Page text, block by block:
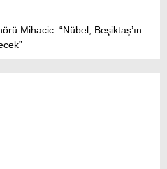
Mihacic: “Nübel, Beşiktaş’ın